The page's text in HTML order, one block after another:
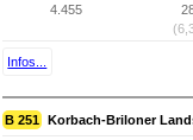
4.455
Infos...
B 251 Korbach-Briloner